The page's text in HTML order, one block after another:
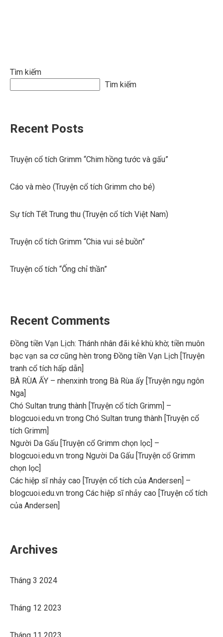
Tìm kiếm
Tìm kiếm
Recent Posts
Truyện cổ tích Grimm “Chim hồng tước và gấu”
Cáo và mèo (Truyện cổ tích Grimm cho bé)
Sự tích Tết Trung thu (Truyện cổ tích Việt Nam)
Truyện cổ tích Grimm “Chia vui sẻ buồn”
Truyện cổ tích “Ống chỉ thần”
Recent Comments
Đồng tiền Vạn Lịch: Thánh nhân đãi kẻ khù khờ; tiền muôn
bạc vạn sa cơ cũng hèn trong Đồng tiền Vạn Lịch [Truyện
tranh cổ tích hấp dẫn]
BÀ RÙA ẤY – nhenxinh trong Bà Rùa ấy [Truyện ngụ ngôn
Nga]
Chó Sultan trung thành [Truyện cổ tích Grimm] –
blogcuoi.edu.vn trong Chó Sultan trung thành [Truyện cổ
tích Grimm]
Người Da Gấu [Truyện cổ Grimm chọn lọc] –
blogcuoi.edu.vn trong Người Da Gấu [Truyện cổ Grimm
chọn lọc]
Các hiệp sĩ nhảy cao [Truyện cổ tích của Andersen] –
blogcuoi.edu.vn trong Các hiệp sĩ nhảy cao [Truyện cổ tích
của Andersen]
Archives
Tháng 3 2024
Tháng 12 2023